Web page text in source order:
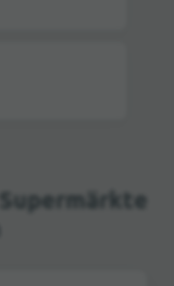
Supermärkte